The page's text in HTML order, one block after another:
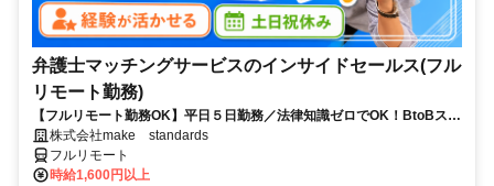
弁護士マッチングサービスのインサイドセールス(フル
リモート勤務)
【フルリモート勤務OK】平日５日勤務／法律知識ゼロでOK！BtoBスキ
ルが身につく営業職
株式会社make standards
フルリモート
時給1,600円以上